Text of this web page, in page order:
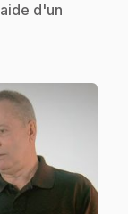
d'un